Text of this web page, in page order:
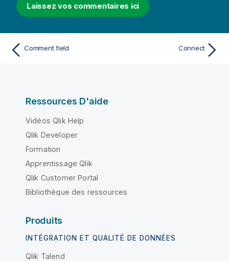
Laissez vos commentaires ici
Comment field Connect
Ressources D'aide
Vidéos Qlik Help
Qlik Developer
Formation
Apprentissage Qlik
Qlik Customer Portal
Bibliothèque des ressources
Produits
INTÉGRATION ET QUALITÉ DE DONNÉES
Qlik Talend